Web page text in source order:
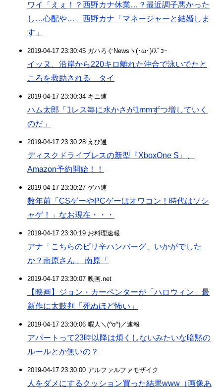
ワイ「えぇ！？西野カナ休業…？最近調子悪かった
し…心配や…」西野カナ「マネージャーと結婚しま
す」
2019-04-17 23:30:45 ガハろぐNewsヽ(･ω･)/ｽﾞｺｰ
イッヌ、沿岸から220キロ離れた沖合で泳いでたと
ころを救助される タイ
2019-04-17 23:30:34 キニ速
ハム太郎「1レス毎に水かさが1mmずつ増していく
のだ」
2019-04-17 23:30:28 えび通
ディスクドライブレスの新型『XboxOne S』、
Amazon予約開始！！
2019-04-17 23:30:27 ゲハ速
数年前「CSゲーやPCゲーはオワコン！時代はソシ
ャゲ！」なお現在・・・
2019-04-17 23:30:19 お料理速報
アナ「こちらのピリ辛ハンバーグ、いかがでした
か？南原さん」 南原「
2019-04-17 23:30:07 映画.net
【映画】ジョン・カーペンターが「ハロウィン」最
新作に太鼓判「死ぬほど怖い」
2019-04-17 23:30:06 暇人＼(^o^)／速報
アパートって23時以降は煩くしないみたいな暗黙の
ルールとか無いの？
2019-04-17 23:30:00 アルファルファモザイク
人をダメにするクッション買った結果www（画像あ